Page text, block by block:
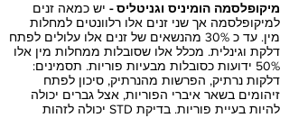
מיקופלסמה הומיניס וגניטליס - יש כמאה זנים
למיקופלסמה אך שני זנים אלו רלוונטים למחלות
מין. עד כ 30% מהנשאים של זנים אלו עלולים לפתח
דלקת וגינלית. מכלל אלו שסובלות ממחלות מין אלו
50% ידועות כסובלות מבעיות פוריות. תסמינים:
דלקות נרתיק, הפרשות מהנרתיק, סיכון לפתח
זיהומים בשאר איברי הפוריות, אצל גברים יכולה
להיות בעיית פוריות. בדיקת STD יכולה לזהות